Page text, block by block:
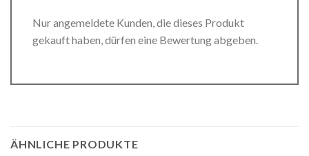
Nur angemeldete Kunden, die dieses Produkt
gekauft haben, dürfen eine Bewertung abgeben.
ÄHNLICHE PRODUKTE